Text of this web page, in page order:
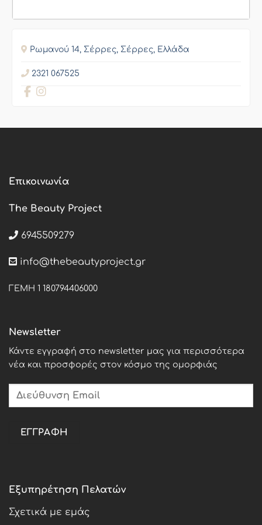
Ρωμανού 14, Σέρρες, Σέρρες, Ελλάδα
2321 067525
Επικοινωνία
The Beauty Project
6945509279
info@thebeautyproject.gr
ΓΕΜΗ 1 180794406000
Εξυπηρέτηση Πελατών
Σχετικά με εμάς
Newsletter
Κάντε εγγραφή στο newsletter μας για περισσότερα
νέα και προσφορές στον κόσμο της ομορφιάς